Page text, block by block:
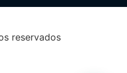
reservados